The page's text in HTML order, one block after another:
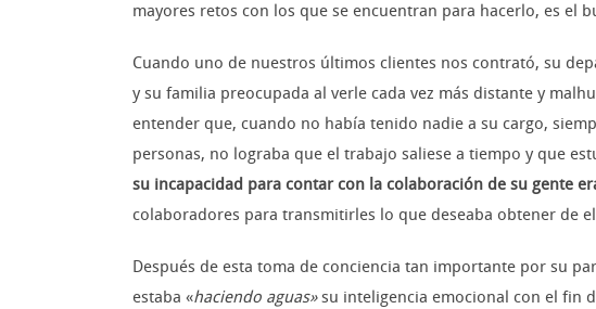
mayores retos con los que se encuentran para hacerlo, es el
Cuando uno de nuestros últimos clientes nos contrató, su
y su familia preocupada al verle cada vez más distante y
entender que, cuando no había tenido nadie a su cargo,
personas, no lograba que el trabajo saliese a tiempo y que
su incapacidad para contar con la colaboración de su gente
colaboradores para transmitirles lo que deseaba obtener de
Después de esta toma de conciencia tan importante por su
estaba «haciendo aguas»su inteligencia emocional con el fin